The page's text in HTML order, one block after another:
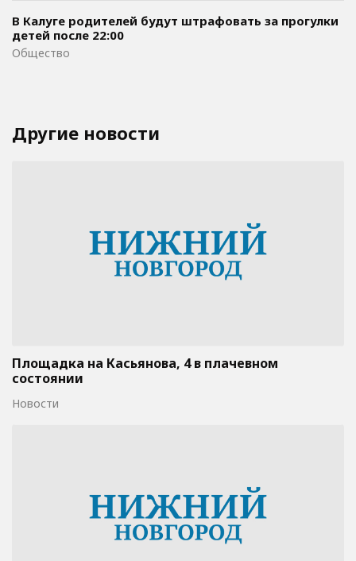
В Калуге родителей будут штрафовать за прогулки
детей после 22:00
Общество
Другие новости
Площадка на Касьянова, 4 в плачевном
состоянии
Новости